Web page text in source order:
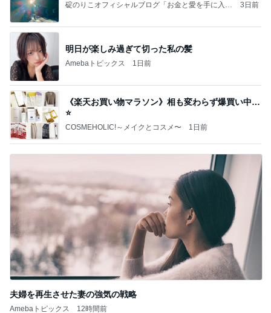
碇のりこオフィシャルブログ「お金と愛を手に入れ
3日前
明日が楽しみ過ぎて切った私の髪
Amebaトピックス 1日前
《楽天お買い物マラソン》相も変わらず爆買い中…
⭐️
COSMEHOLIC!～メイクとコスメ〜 1日前
夫婦を再生させた妻の強気の戦略
Amebaトピックス 12時間前